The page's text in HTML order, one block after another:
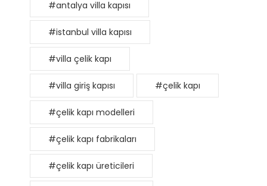
#antalya villa kapısı
#istanbul villa kapısı
#villa çelik kapı
#villa giriş kapısı #çelik kapı
#çelik kapı modelleri
#çelik kapı fabrikaları
#çelik kapı üreticileri